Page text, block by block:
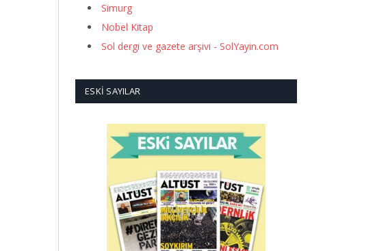
Simurg
Nobel Kitap
Sol dergi ve gazete arşivi - SolYayin.com
ESKI SAYILAR